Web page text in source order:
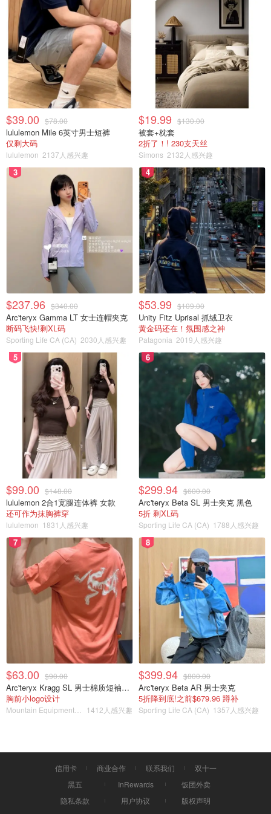
$39.00 $78.00
lululemon Mile 6英寸男士短裤
仅剩大码
lululemon 2137人感兴趣
$19.99 $130.00
被套+枕套
2折了！! 230支天丝
Simons 2132人感兴趣
3
$237.96 $340.00
Arc'teryx Gamma LT 女士连帽夹克
断码飞快!剩XL码
Sporting Life CA (CA) 2030人感兴趣
4
$53.99 $109.00
Unity Fitz Uprisal 抓绒卫衣
黄金码还在！氛围感之神
Patagonia 2019人感兴趣
5
$99.00 $148.00
lululemon 2合1宽腿连体裤 女款
还可作为抹胸裤穿
lululemon 1831人感兴趣
6
$299.94 $600.00
Arc'teryx Beta SL 男士夹克 黑色
5折 剩XL码
Sporting Life CA (CA) 1788人感兴趣
7
$63.00 $90.00
Arc'teryx Kragg SL 男士棉质短袖T恤
胸前小logo设计
1412人感兴趣
8
$399.94 $800.00
Arc'teryx Beta AR 男士夹克
5折降到底!之前$679.96 蹲补
Sporting Life CA (CA) 1357人感兴趣
信用卡 商业合作 联系我们
双十一
黑五
InRewards
饭团外卖
隐私条款
用户协议 版权声明